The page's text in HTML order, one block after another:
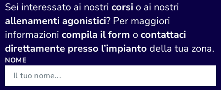
Sei interessato ai nostri corsi o ai nostri
allenamenti agonistici? Per maggiori
informazioni compila il form ocontattaci
direttamente presso l’impianto della tua zona.
NOME